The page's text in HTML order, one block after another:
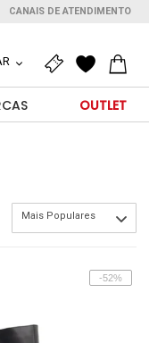
CANAIS DE ATENDIMENTO
OUTLET
Mais Populares
-52%